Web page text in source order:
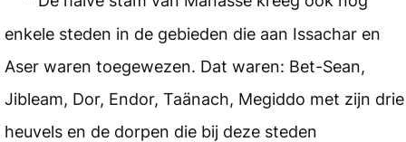
enkele steden in de gebieden die aan Issachar en
Aser waren toegewezen. Dat waren: Bet-Sean,
Jibleam, Dor, Endor, Taänach, Megiddo met zijn drie
heuvels en de dorpen die bij deze steden